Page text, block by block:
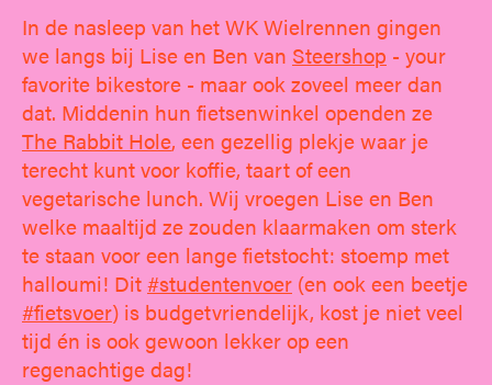
In de nasleep van het WK Wielrennen gingen
we langs bij Lise en Ben van Steershop - your
favorite bikestore - maar ook zoveel meer dan
dat. Middenin hun fietsenwinkel openden ze
The Rabbit Hole, een gezellig plekje waar je
terecht kunt voor koffie, taart of een
vegetarische lunch. Wij vroegen Lise en Ben
welke maaltijd ze zouden klaarmaken om sterk
te staan voor een lange fietstocht: stoemp met
halloumi! Dit#studentenvoer (en ook een beetje
#fietsvoer) is budgetvriendelijk, kost je niet veel
tijd én is ook gewoon lekker op een
regenachtige dag!